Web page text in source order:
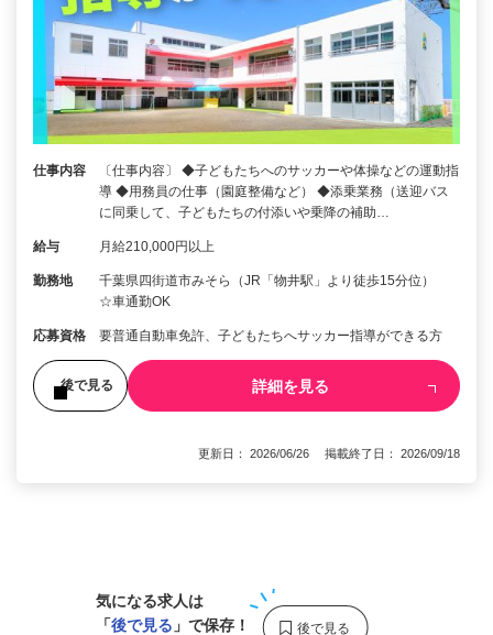
仕事内容
〔仕事内容〕 ◆子どもたちへのサッカーや体操などの運動指
導 ◆用務員の仕事（園庭整備など） ◆添乗業務（送迎バス
に同乗して、子どもたちの付添いや乗降の補助…
給与 月給210,000円以上
勤務地
千葉県四街道市みそら（JR「物井駅」より徒歩15分位）
☆車通勤OK
応募資格 要普通自動車免許、子どもたちへサッカー指導ができる方
後で見る 詳細を見る
更新日： 2026/06/26 掲載終了日： 2026/09/18
気になる求人は
「後で見る 」で保存！